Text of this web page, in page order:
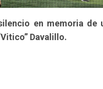
en memoria de
Davalillo.